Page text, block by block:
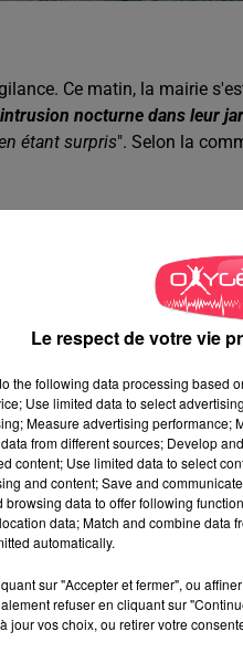
Ce matin, la mairie
nocturne dans leur
étant surpris". Selon la
Le respect de votre vie
the following data processing based
Use limited data to select
Measure advertising performance;
from different sources; Develop
content; Use limited data to select
and content; Save and
browsing data to offer following
data; Match and combine data
automatically.
sur "Accepter et fermer", ou
refuser en cliquant sur
jour vos choix, ou retirer votre